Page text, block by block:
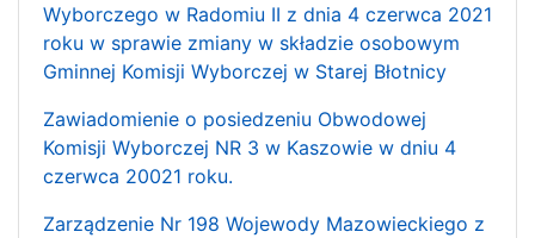
Wyborczego w Radomiu II z dnia 4 czerwca 2021
roku w sprawie zmiany w składzie osobowym
Gminnej Komisji Wyborczej w Starej Błotnicy
Zawiadomienie o posiedzeniu Obwodowej
Komisji Wyborczej NR 3 w Kaszowie w dniu 4
czerwca 20021 roku.
Zarządzenie Nr 198 Wojewody Mazowieckiego z